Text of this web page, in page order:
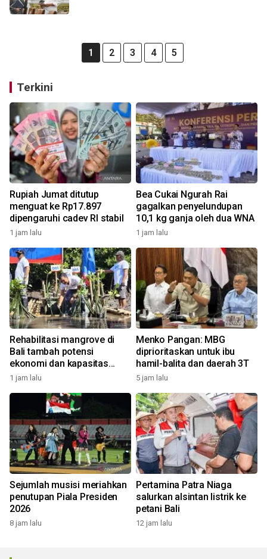
1 2 3 4 5
Terkini
Rupiah Jumat ditutup
menguat ke Rp17.897
dipengaruhi cadev RI stabil
1 jam lalu
Bea Cukai Ngurah Rai
gagalkan penyelundupan
10,1 kg ganja oleh dua WNA
1 jam lalu
Rehabilitasi mangrove di
Bali tambah potensi
ekonomi dan kapasitas
nelayan kelola ekowisata
1 jam lalu
Menko Pangan: MBG
diprioritaskan untuk ibu
hamil-balita dan daerah 3T
5 jam lalu
Sejumlah musisi meriahkan
penutupan Piala Presiden
2026
8 jam lalu
Pertamina Patra Niaga
salurkan alsintan listrik ke
petani Bali
12 jam lalu